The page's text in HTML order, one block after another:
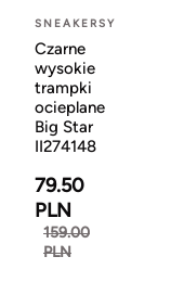
SNEAKERSY
Czarne
wysokie
trampki
ocieplane
Big Star
II274148
79.50
PLN
159.00
PLN